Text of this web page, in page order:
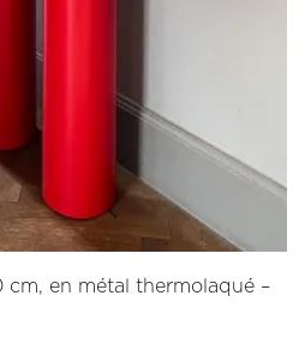
cm, en métal thermolaqué –